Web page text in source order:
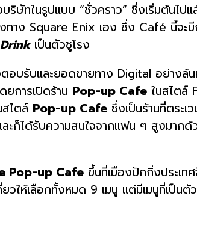
บริษัทในรูปแบบ “ชั่วคราว” ซึ่งเริ่มต้น
าง Square Enix เอง ซึ่ง Café นี้จ
เป็นตัวชูโรง
บรับและยอดขายทาง Digital อย่างล้
การเปิดร้าน Pop-up Cafe ในสไตล์
ไตล์ Pop-up Cafe ซึ่งเป็นร้านที่ตระ
ะก็ได้รับความสนใจจากแฟน ๆ สูงมากด้
Pop-up Cafe ขึ้นที่เมืองปักกิ่งประเท
ให้เลือกทั้งหมด 9 เมนู แต่มีเมนูที่เป็น